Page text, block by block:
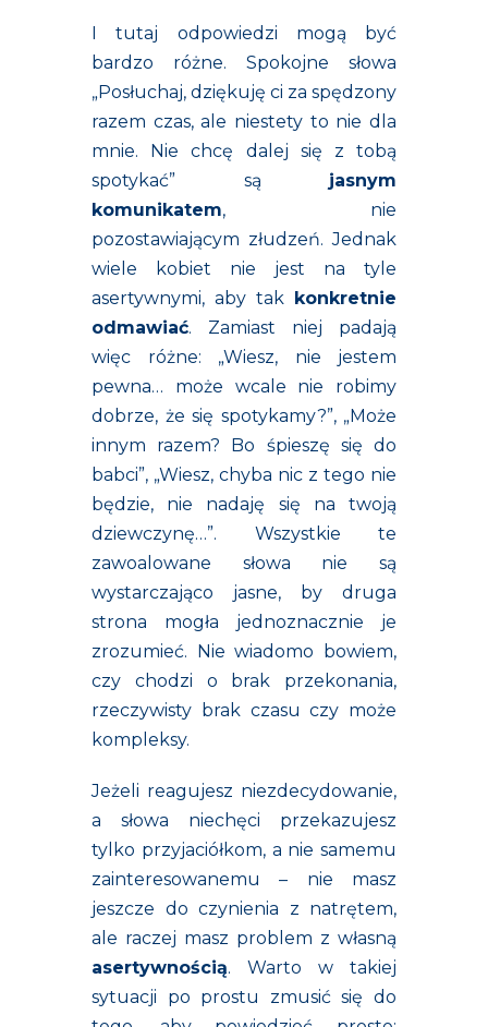
I tutaj odpowiedzi mogą być
bardzo różne. Spokojne słowa
„Posłuchaj, dziękuję ci za spędzony
razem czas, ale niestety to nie dla
mnie. Nie chcę dalej się z tobą
spotykać” są jasnym
komunikatem, nie
pozostawiającym złudzeń. Jednak
wiele kobiet nie jest na tyle
asertywnymi, aby tak konkretnie
odmawiać. Zamiast niej padają
więc różne: „Wiesz, nie jestem
pewna… może wcale nie robimy
dobrze, że się spotykamy?”, „Może
innym razem? Bo śpieszę się do
babci”, „Wiesz, chyba nic z tego nie
będzie, nie nadaję się na twoją
dziewczynę…”. Wszystkie te
zawoalowane słowa nie są
wystarczająco jasne, by druga
strona mogła jednoznacznie je
zrozumieć. Nie wiadomo bowiem,
czy chodzi o brak przekonania,
rzeczywisty brak czasu czy może
kompleksy.
Jeżeli reagujesz niezdecydowanie,
a słowa niechęci przekazujesz
tylko przyjaciółkom, a nie samemu
zainteresowanemu – nie masz
jeszcze do czynienia z natrętem,
ale raczej masz problem z własną
asertywnością. Warto w takiej
sytuacji po prostu zmusić się do